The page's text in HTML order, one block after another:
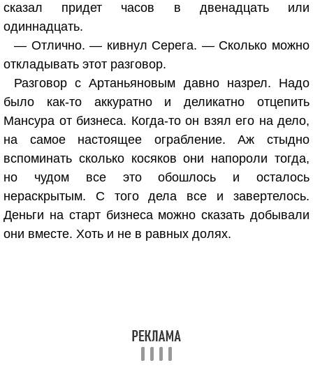
сказал придет часов в двенадцать или
одиннадцать.
— Отлично. — кивнул Серега. — Сколько можно
откладывать этот разговор.
Разговор с Артаньяновым давно назрел. Надо
было как-то аккуратно и деликатно отцепить
Мансура от бизнеса. Когда-то он взял его на дело,
на самое настоящее ограбление. Аж стыдно
вспоминать сколько косяков они напороли тогда,
но чудом все это обошлось и осталось
нераскрытым. С того дела все и завертелось.
Деньги на старт бизнеса можно сказать добывали
они вместе. Хоть и не в равных долях.